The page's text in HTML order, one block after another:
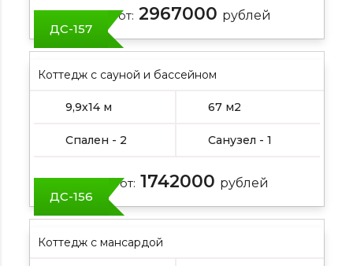
Цена от: 2967000 рублей
ДС-157
Коттедж с сауной и бассейном
9,9х14 м 67 м2
Спален - 2 Санузел - 1
Цена от: 1742000 рублей
ДС-156
Коттедж с мансардой